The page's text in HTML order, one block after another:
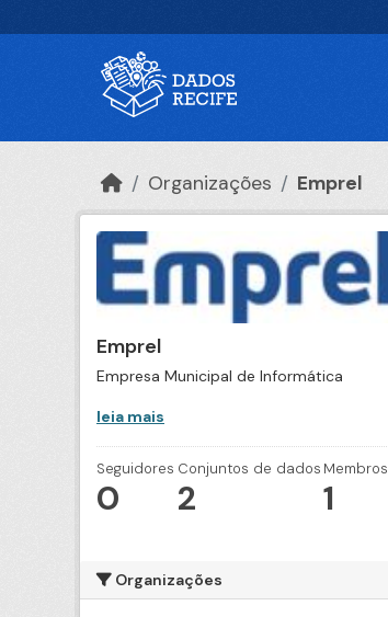
Organizações Emprel
Emprel
Empresa Municipal de Informática
leia mais
Seguidores
0
Conjuntos de dados
2
Membros
1
Organizações